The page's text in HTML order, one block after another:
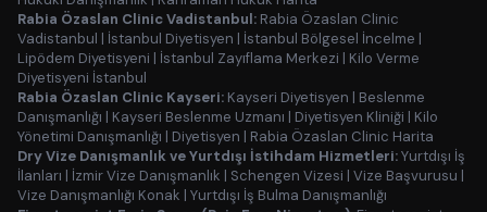
Rabia Özaslan Clinic Vadistanbul: Rabia Özaslan Clinic
Vadistanbul | İstanbul Diyetisyen | İstanbul Bölgesel İncelme |
Lipödem Diyetisyeni | İstanbul Zayıflama Merkezi | Kilo Verme
Diyetisyeni İstanbul
Rabia Özaslan Clinic Kayseri: Kayseri Diyetisyen | Beslenme
Danışmanlığı | Kayseri Beslenme Uzmanı | Diyetisyen Kliniği | Kilo
Yönetimi Danışmanlığı | Diyetisyen | Rabia Özaslan Clinic Harita
Dry Vize Danışmanlık ve Yurtdışı İstihdam Hizmetleri:Yurtdışı İş
İlanları | İzmir Vize Danışmanlık | Schengen Vizesi | Vize Başvurusu |
Vize Danışmanlığı Konak | Yurtdışı İş Bulma Danışmanlığı